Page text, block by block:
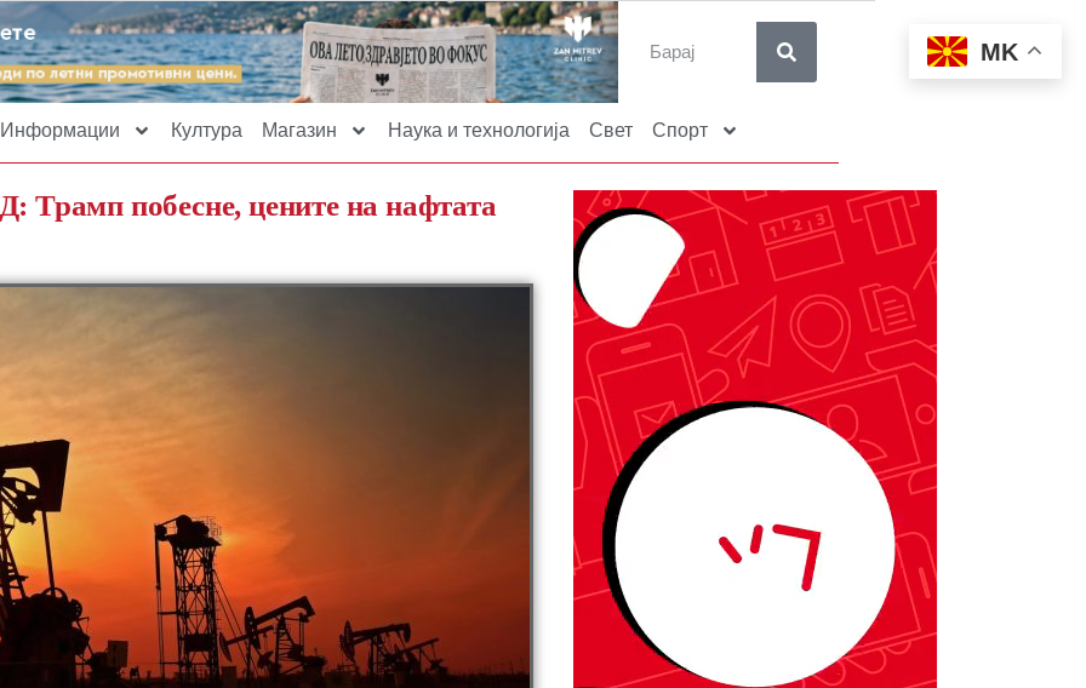
Информации Култура Магазин Наука и технологија Свет Спорт
Трамп побесне, цените на нафтата
MK